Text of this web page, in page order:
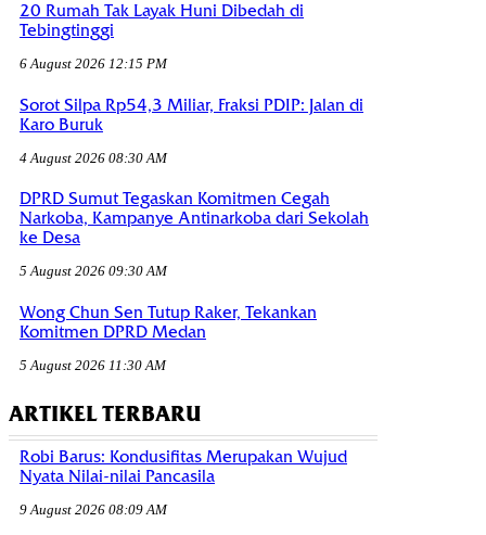
20 Rumah Tak Layak Huni Dibedah di
Tebingtinggi
6 August 2026 12:15 PM
Sorot Silpa Rp54,3 Miliar, Fraksi PDIP: Jalan di
Karo Buruk
4 August 2026 08:30 AM
DPRD Sumut Tegaskan Komitmen Cegah
Narkoba, Kampanye Antinarkoba dari Sekolah
ke Desa
5 August 2026 09:30 AM
Wong Chun Sen Tutup Raker, Tekankan
Komitmen DPRD Medan
5 August 2026 11:30 AM
ARTIKEL TERBARU
Robi Barus: Kondusifitas Merupakan Wujud
Nyata Nilai-nilai Pancasila
9 August 2026 08:09 AM